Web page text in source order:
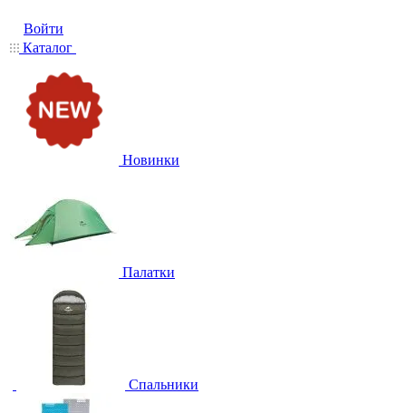
Войти
Каталог
Новинки
Палатки
Спальники